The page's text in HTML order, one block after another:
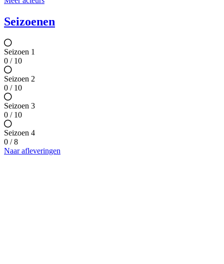
Seizoenen
Seizoen 1
0 / 10
Seizoen 2
0 / 10
Seizoen 3
0 / 10
Seizoen 4
0 / 8
Naar afleveringen